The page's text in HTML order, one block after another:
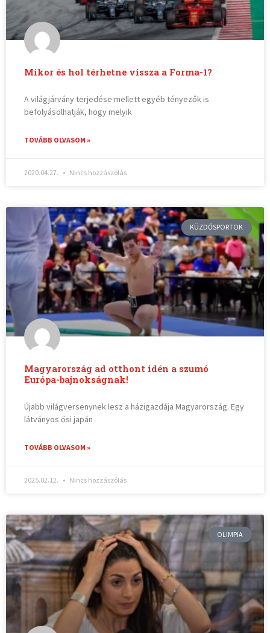
Mikor és hol térhetne vissza a Forma-1?
A világjárvány terjedése mellett egyéb tényezők is
befolyásolhatják, hogy melyik
TOVÁBB OLVASOM »
2020.04.27. Nincs hozzászólás
KÜZDŐSPORTOK
Magyarország ad otthont idén a szumó
Európa-bajnokságnak!
Újabb világversenynek lesz a házigazdája Magyarország. Egy
látványos ősi japán
TOVÁBB OLVASOM »
2025.02.12. Nincs hozzászólás
OLIMPIA